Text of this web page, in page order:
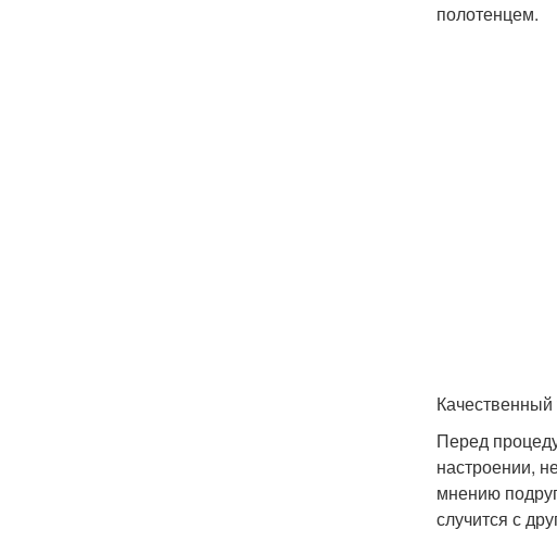
полотенцем.
Перед
настроении,
мнению
случится с